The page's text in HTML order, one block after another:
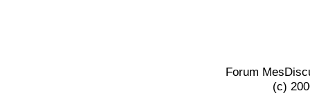
Forum
(c)